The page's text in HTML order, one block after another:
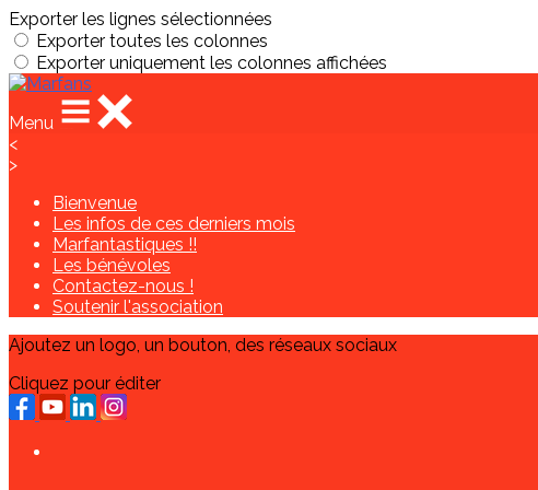
Exporter les lignes sélectionnées
Exporter toutes les colonnes
Exporter uniquement les colonnes affichées
Menu
<
>
Bienvenue
Les infos de ces derniers mois
Marfantastiques !!
Les bénévoles
Contactez-nous !
Soutenir l'association
Ajoutez un logo, un bouton, des réseaux sociaux
Cliquez pour éditer